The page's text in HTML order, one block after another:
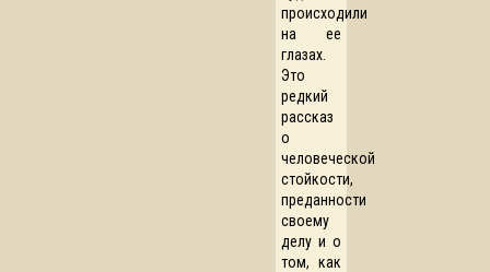
происходили
на ее
глазах.
Это
редкий
рассказ
о
человеческой
стойкости,
преданности
своему
делу и о
том, как